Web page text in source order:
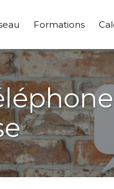
Formations